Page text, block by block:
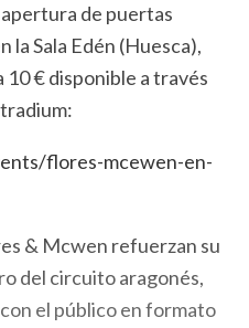
apertura de puertas
la Sala Edén (Huesca),
10 € disponible a través
flores-mcewen-en-
& Mcwen refuerzan su
del circuito aragonés,
el público en formato